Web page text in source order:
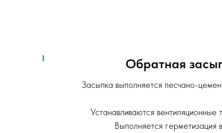
Обратная
Засыпка выполняется песчано-
Устанавливаются вентиляционные
Выполняется герметизация